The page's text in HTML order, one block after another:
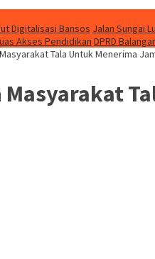
Digitalisasi Bansos Jalan Sungai
Akses Pendidikan DPRD
Tala Untuk Menerima